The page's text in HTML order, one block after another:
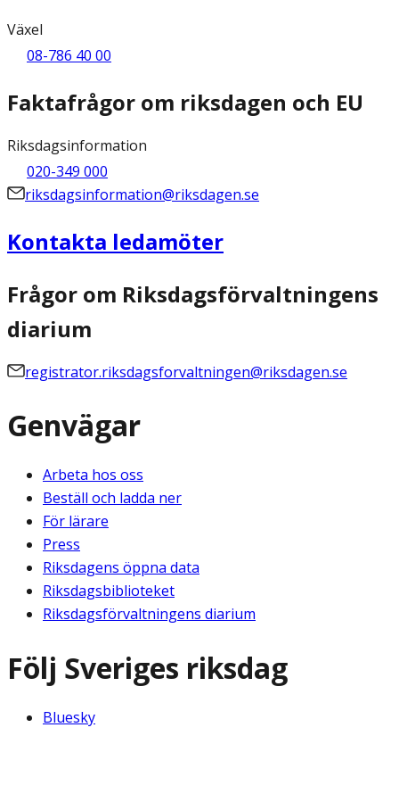
Växel
08-786 40 00
Faktafrågor om riksdagen och EU
Riksdagsinformation
020-349 000
riksdagsinformation@riksdagen.se
Kontakta ledamöter
Frågor om Riksdagsförvaltningens
diarium
registrator.riksdagsforvaltningen@riksdagen.se
Genvägar
Arbeta hos oss
Beställ och ladda ner
För lärare
Press
Riksdagens öppna data
Riksdagsbiblioteket
Riksdagsförvaltningens diarium
Följ Sveriges riksdag
Bluesky